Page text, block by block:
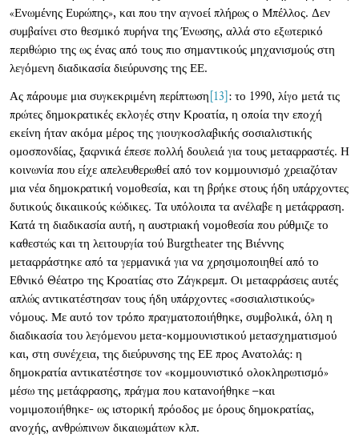
«Ενωμένης Ευρώπης», και που την αγνοεί πλήρως ο Μπέλλος. Δεν
συμβαίνει στο θεσμικό πυρήνα της Ένωσης, αλλά στο εξωτερικό
περιθώριο της ως ένας από τους πιο σημαντικούς μηχανισμούς στη
λεγόμενη διαδικασία διεύρυνσης της ΕΕ.
Ας πάρουμε μια συγκεκριμένη περίπτωση[13]: το 1990, λίγο μετά τις
πρώτες δημοκρατικές εκλογές στην Κροατία, η οποία την εποχή
εκείνη ήταν ακόμα μέρος της γιουγκοσλαβικής σοσιαλιστικής
ομοσπονδίας, ξαφνικά έπεσε πολλή δουλειά για τους μεταφραστές. Η
κοινωνία που είχε απελευθερωθεί από τον κομμουνισμό χρειαζόταν
μια νέα δημοκρατική νομοθεσία, και τη βρήκε στους ήδη υπάρχοντες
δυτικούς δικαιικούς κώδικες. Τα υπόλοιπα τα ανέλαβε η μετάφραση.
Κατά τη διαδικασία αυτή, η αυστριακή νομοθεσία που ρύθμιζε το
καθεστώς και τη λειτουργία τού Burgtheater της Βιέννης
μεταφράστηκε από τα γερμανικά για να χρησιμοποιηθεί από το
Εθνικό Θέατρο της Κροατίας στο Ζάγκρεμπ. Οι μεταφράσεις αυτές
απλώς αντικατέστησαν τους ήδη υπάρχοντες «σοσιαλιστικούς»
νόμους. Με αυτό τον τρόπο πραγματοποιήθηκε, συμβολικά, όλη η
διαδικασία του λεγόμενου μετα-κομμουνιστικού μετασχηματισμού
και, στη συνέχεια, της διεύρυνσης της ΕΕ προς Ανατολάς: η
δημοκρατία αντικατέστησε τον «κομμουνιστικό ολοκληρωτισμό»
μέσω της μετάφρασης, πράγμα που κατανοήθηκε –και
νομιμοποιήθηκε- ως ιστορική πρόοδος με όρους δημοκρατίας,
ανοχής, ανθρώπινων δικαιωμάτων κλπ.